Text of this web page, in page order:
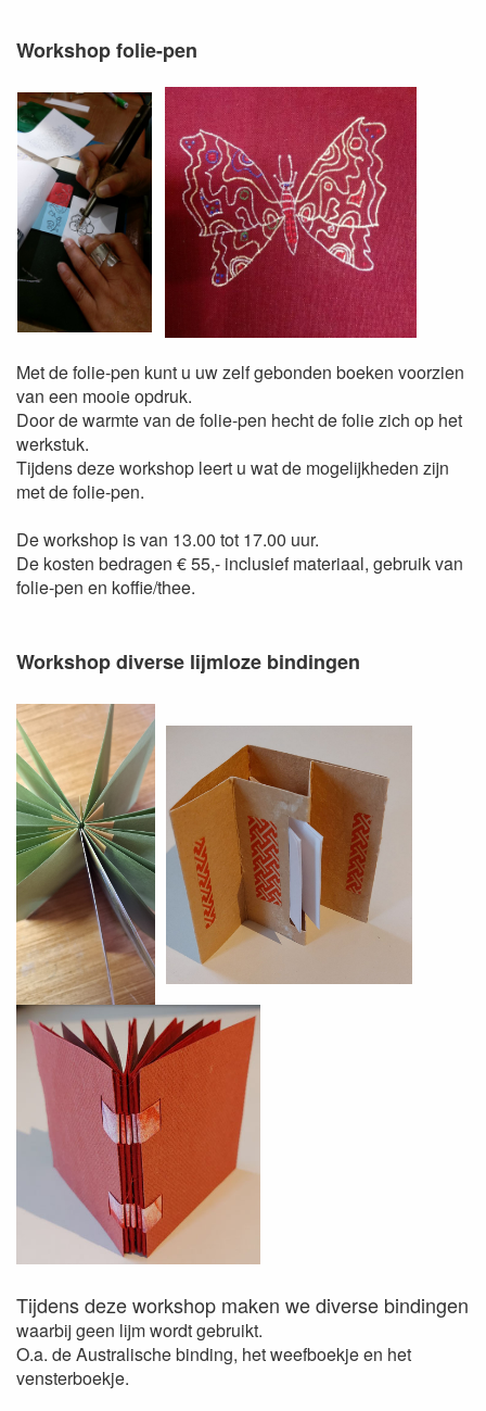
Workshop folie-pen
Met de folie-pen kunt u uw zelf gebonden boeken voorzien
van een mooie opdruk.
Door de warmte van de folie-pen hecht de folie zich op het
werkstuk.
Tijdens deze workshop leert u wat de mogelijkheden zijn
met de folie-pen.
De workshop is van 13.00 tot 17.00 uur.
De kosten bedragen € 55,- inclusief materiaal, gebruik van
folie-pen en koffie/thee.
Workshop diverse lijmloze bindingen
Tijdens deze workshop maken we diverse bindingen
waarbij geen lijm wordt gebruikt.
O.a. de Australische binding, het weefboekje en het
vensterboekje.